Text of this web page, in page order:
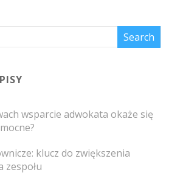
wsparcie adwokata okaże się
klucz do zwiększenia
zespołu